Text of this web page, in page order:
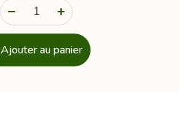
Ajouter au panier